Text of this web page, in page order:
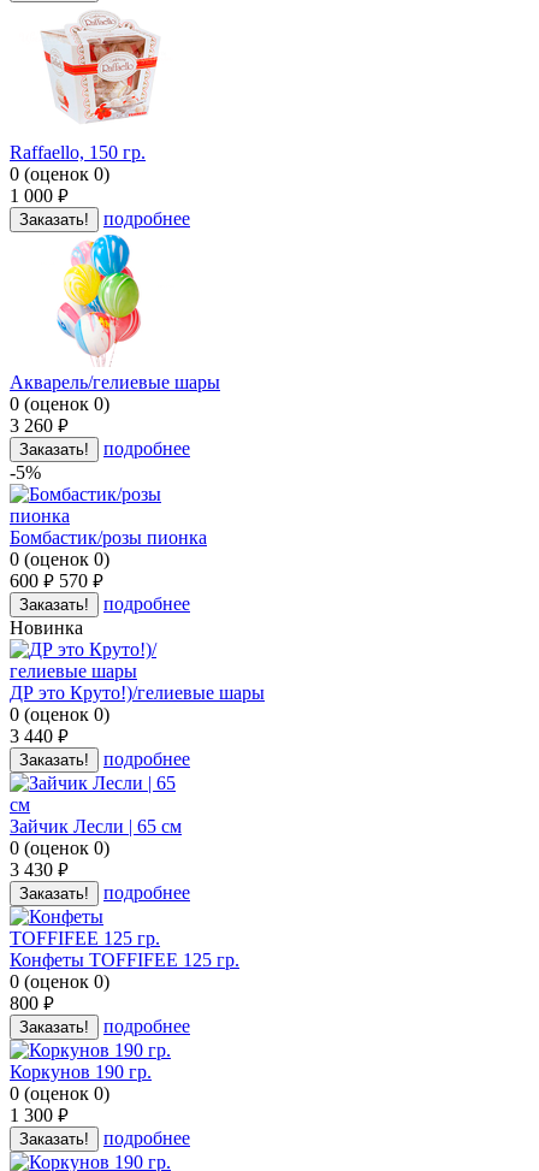
Raffaello, 150 гр.
0 (оценок 0)
1 000 руб.
Заказать! подробнее
Акварель/гелиевые шары
0 (оценок 0)
3 260 руб.
Заказать!
подробнее
-5%
Бомбастик/розы пионка
0 (оценок 0)
600 руб. 570 руб.
Заказать!
подробнее
Новинка
ДР это Круто!)/гелиевые шары
0 (оценок 0)
3 440 руб.
Заказать! подробнее
Зайчик Лесли | 65 см
0 (оценок 0)
3 430 руб.
Заказать! подробнее
Конфеты TOFFIFEE 125 гр.
0 (оценок 0)
800 руб.
Заказать! подробнее
Коркунов 190 гр.
0 (оценок 0)
1 300 руб.
Заказать! подробнее